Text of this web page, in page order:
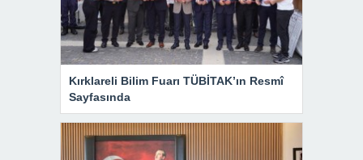
Kırklareli Bilim Fuarı TÜBİTAK’ın Resmî
Sayfasında